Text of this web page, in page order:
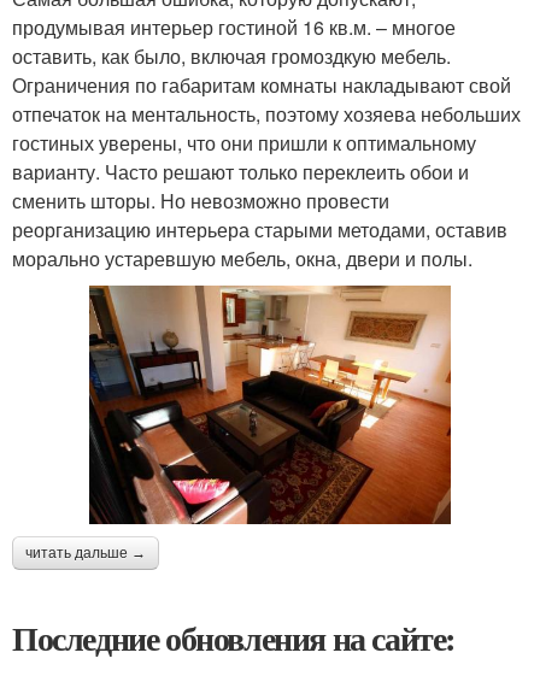
продумывая интерьер гостиной 16 кв.м. – многое
оставить, как было, включая громоздкую мебель.
Ограничения по габаритам комнаты накладывают свой
отпечаток на ментальность, поэтому хозяева небольших
гостиных уверены, что они пришли к оптимальному
варианту. Часто решают только переклеить обои и
сменить шторы. Но невозможно провести
реорганизацию интерьера старыми методами, оставив
морально устаревшую мебель, окна, двери и полы.
читать дальше →
Последние обновления на сайте: